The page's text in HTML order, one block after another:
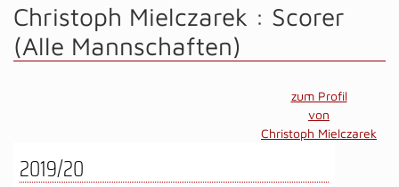
Christoph Mielczarek : Scorer
(Alle Mannschaften)
zum Profil
von
Christoph Mielczarek
2019/20